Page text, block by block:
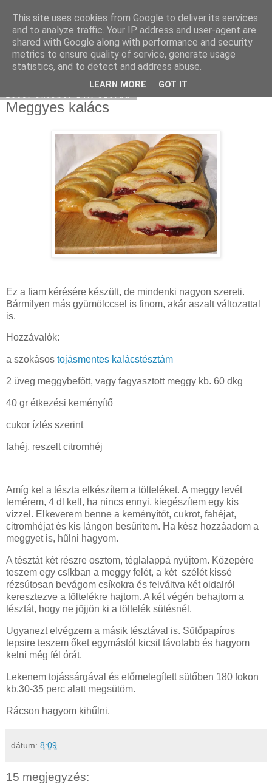
Moha Konyha
Meggyes kalács
Ez a fiam kérésére készült, de mindenki nagyon szereti.
Bármilyen más gyümölccsel is finom, akár aszalt változattal
is.
Hozzávalók:
a szokásos tojásmentes kalácstésztám
2 üveg meggybefőtt, vagy fagyasztott meggy kb. 60 dkg
40 gr étkezési keményítő
cukor ízlés szerint
fahéj, reszelt citromhéj
Amíg kel a tészta elkészítem a tölteléket. A meggy levét
lemérem, 4 dl kell, ha nincs ennyi, kiegészítem egy kis
vízzel. Elkeverem benne a keményítőt, cukrot, fahéjat,
citromhéjat és kis lángon besűrítem. Ha kész hozzáadom a
meggyet is, hűlni hagyom.
A tésztát két részre osztom, téglalappá nyújtom. Közepére
teszem egy csíkban a meggy felét, a két szélét kissé
rézsútosan bevágom csíkokra és felváltva két oldalról
keresztezve a töltelékre hajtom. A két végén behajtom a
tésztát, hogy ne jöjjön ki a töltelék sütésnél.
Ugyanezt elvégzem a másik tésztával is. Sütőpapíros
tepsire teszem őket egymástól kicsit távolabb és hagyom
kelni még fél órát.
Lekenem tojássárgával és előmelegített sütőben 180 fokon
kb.30-35 perc alatt megsütöm.
Rácson hagyom kihűlni.
dátum: 8:09
15 megjegyzés:
This site uses cookies from Google to deliver its services
and to analyze traffic. Your IP address and user-agent are
shared with Google along with performance and security
metrics to ensure quality of service, generate usage
statistics, and to detect and address abuse.
LEARN MORE GOT IT